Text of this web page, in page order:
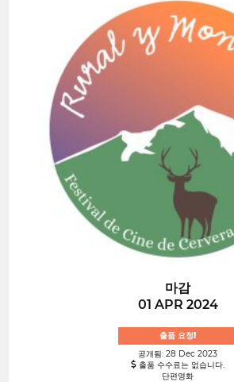
마감
01 APR 2024
출품 요청!
공개됨: 28 Dec 2023
출품 수수료는 없습니다.
단편영화